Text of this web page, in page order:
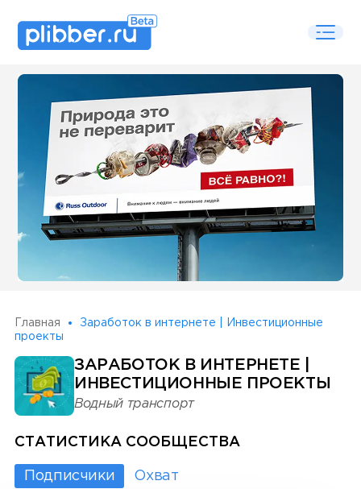
Some SEO Title
Главная
Заработок в интернете | Инвестиционные
проекты
ЗАРАБОТОК В ИНТЕРНЕТЕ |
ИНВЕСТИЦИОННЫЕ ПРОЕКТЫ
Водный транспорт
СТАТИСТИКА СООБЩЕСТВА
Подписчики Охват